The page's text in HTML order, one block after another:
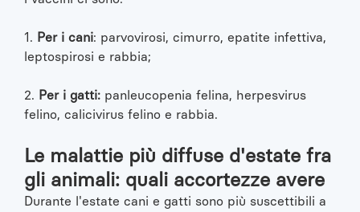
1. Per i cani: parvovirosi, cimurro, epatite infettiva,
leptospirosi e rabbia;
2. Per i gatti: panleucopenia felina, herpesvirus
felino, calicivirus felino e rabbia.
Le malattie più diffuse d'estate fra
gli animali: quali accortezze avere
Durante l'estate cani e gatti sono più suscettibili a